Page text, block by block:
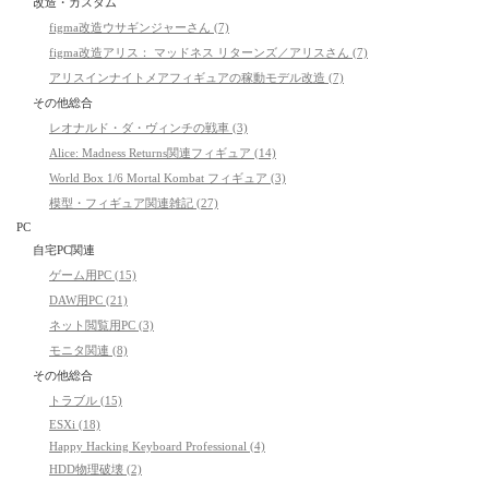
figma改造ウサギンジャーさん (7)
figma改造アリス： マッドネス リターンズ／アリスさん (7)
アリスインナイトメアフィギュアの稼動モデル改造 (7)
その他総合
レオナルド・ダ・ヴィンチの戦車 (3)
Alice: Madness Returns関連フィギュア (14)
World Box 1/6 Mortal Kombat フィギュア (3)
模型・フィギュア関連雑記 (27)
PC
自宅PC関連
ゲーム用PC (15)
DAW用PC (21)
ネット閲覧用PC (3)
モニタ関連 (8)
その他総合
トラブル (15)
ESXi (18)
Happy Hacking Keyboard Professional (4)
HDD物理破壊 (2)